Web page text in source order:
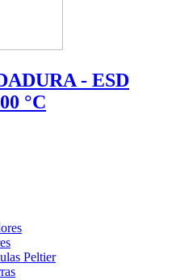
- ESD
°C
Peltier